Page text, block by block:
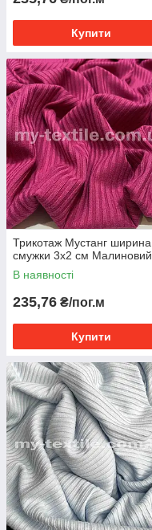
Купити
Трикотаж Мустанг ширина
смужки 3x2 см Малиновий
В наявності
235,76 ₴/пог.м
Купити